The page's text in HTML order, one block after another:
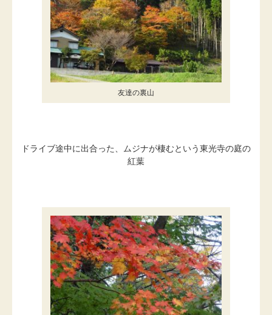
友達の裏山
ドライブ途中に出合った、ムジナが棲むという東光寺の庭の
紅葉